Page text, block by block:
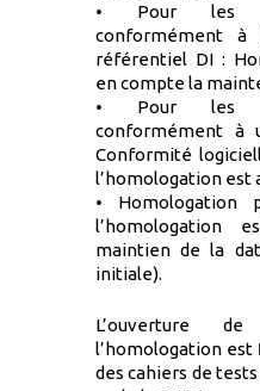
• Pour les
conformément
référentiel DI :
en compte la
• Pour les
conformément à
Conformité
l’homologation est
• Homologation
l’homologation
maintien de la
initiale).
L’ouverture
l’homologation est
des cahiers de